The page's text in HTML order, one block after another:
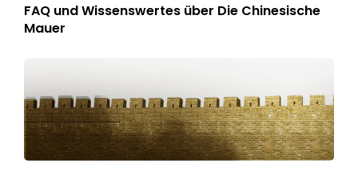
FAQ und Wissenswertes über Die Chinesische
Mauer